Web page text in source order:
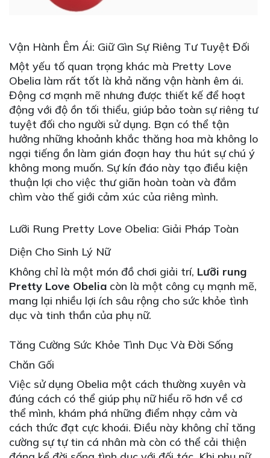
Vận Hành Êm Ái: Giữ Gìn Sự Riêng Tư Tuyệt Đối
Một yếu tố quan trọng khác mà Pretty Love
Obelia làm rất tốt là khả năng vận hành êm ái.
Động cơ mạnh mẽ nhưng được thiết kế để hoạt
động với độ ồn tối thiểu, giúp bảo toàn sự riêng tư
tuyệt đối cho người sử dụng. Bạn có thể tận
hưởng những khoảnh khắc thăng hoa mà không lo
ngại tiếng ồn làm gián đoạn hay thu hút sự chú ý
không mong muốn. Sự kín đáo này tạo điều kiện
thuận lợi cho việc thư giãn hoàn toàn và đắm
chìm vào thế giới cảm xúc của riêng mình.
Lưỡi Rung Pretty Love Obelia: Giải Pháp Toàn
Diện Cho Sinh Lý Nữ
Không chỉ là một món đồ chơi giải trí, Lưỡi rung
Pretty Love Obelia còn là một công cụ mạnh mẽ,
mang lại nhiều lợi ích sâu rộng cho sức khỏe tình
dục và tinh thần của phụ nữ.
Tăng Cường Sức Khỏe Tình Dục Và Đời Sống
Chăn Gối
Việc sử dụng Obelia một cách thường xuyên và
đúng cách có thể giúp phụ nữ hiểu rõ hơn về cơ
thể mình, khám phá những điểm nhạy cảm và
cách thức đạt cực khoái. Điều này không chỉ tăng
cường sự tự tin cá nhân mà còn có thể cải thiện